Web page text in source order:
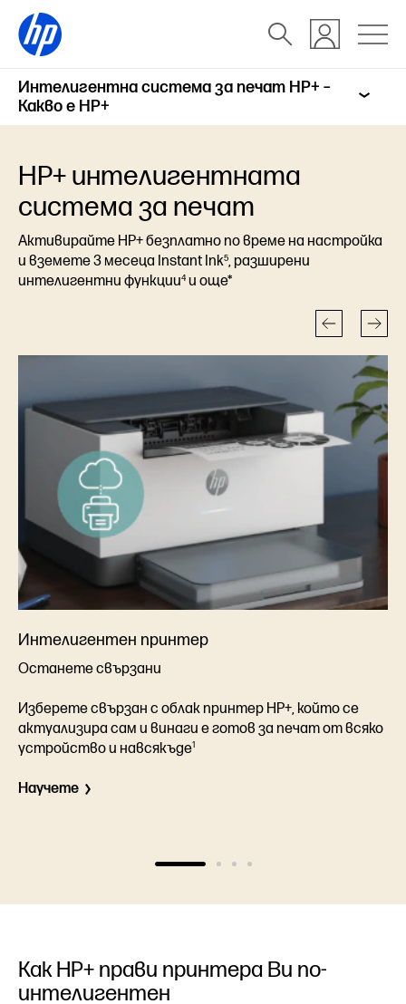
Интелигентна система за печат HP+ –
Какво е HP+
HP+ интелигентната
система за печат
Активирайте HP+ безплатно по време на настройка
и вземете 3 месеца Instant Ink5, разширени
интелигентни функции4 и още*
Интелигентен принтер
Останете свързани
Изберете свързан с облак принтер HP+, който се
актуализира сам и винаги е готов за печат от всяко
устройство и навсякъде1
Научете
Как HP+ прави принтера Ви по-
интелигентен